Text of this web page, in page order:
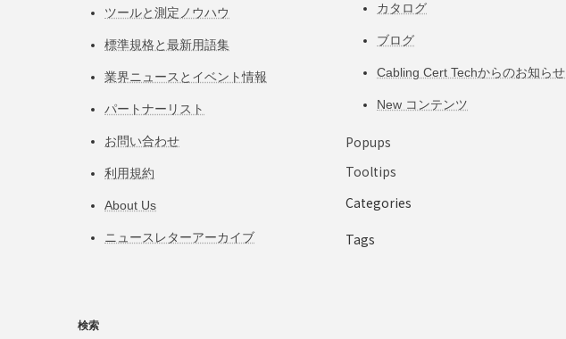
ツールと測定ノウハウ
標準規格と最新用語集
業界ニュースとイベント情報
パートナーリスト
お問い合わせ
利用規約
About Us
ニュースレターアーカイブ
カタログ
ブログ
Cabling Cert Techからのお知らせ
New コンテンツ
Popups
Tooltips
Categories
Tags
検索